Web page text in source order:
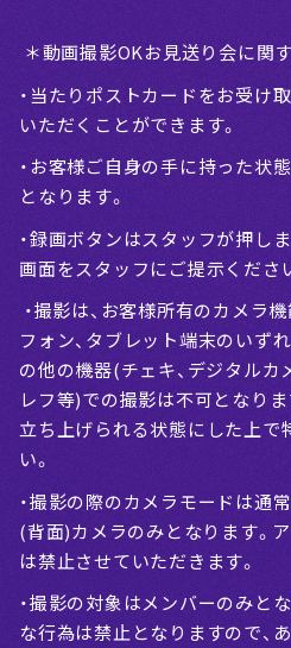
＊動画撮影OKお見送り会に関
・当たりポストカードをお受け
いただくことができます。
・お客様ご自身の手に持った状
となります。
・録画ボタンはスタッフが押し
画面をスタッフにご提示くださ
・撮影は、お客様所有のカメラ
フォン、タブレット端末のいず
の他の機器(チェキ、デジタルカ
レフ等)での撮影は不可となり
立ち上げられる状態にした上で
い。
・撮影の際のカメラモードは通
(背面)カメラのみとなります。
は禁止させていただきます。
・撮影の対象はメンバーのみと
な行為は禁止となりますので、